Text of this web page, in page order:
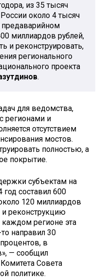
из 35 тысяч
около 4 тысяч
предаварийном
миллиардов рублей,
и реконструировать,
регионального
проекта
.
для ведомства,
регионами и
отсутствием
мостов.
полностью, а
покрытие.
субъектам на
составил 600
120 миллиардов
и реконструкцию
регионе эта
направил 30
в
— сообщил
Совета
политике.